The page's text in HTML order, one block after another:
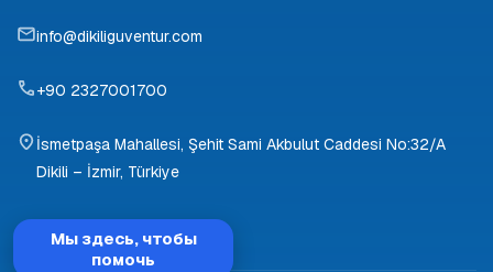
info@dikiliguventur.com
+90 2327001700
İsmetpaşa Mahallesi, Şehit Sami Akbulut Caddesi No:32/A
Dikili – İzmir, Türkiye
Мы здесь, чтобы
помочь